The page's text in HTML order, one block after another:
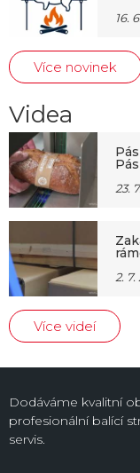
16.
Více novinek
Videa
23.
2.
Více videí
Dodáváme kvalitní
profesionální balící
servis.